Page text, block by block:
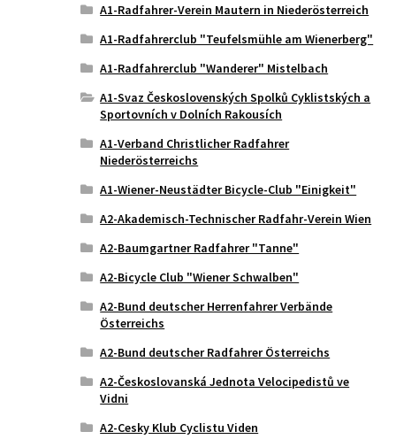
A1-Radfahrer-Verein Mautern in Niederösterreich
A1-Radfahrerclub "Teufelsmühle am Wienerberg"
A1-Radfahrerclub "Wanderer" Mistelbach
A1-Svaz Československých Spolků Cyklistských a
Sportovních v Dolních Rakousích
A1-Verband Christlicher Radfahrer
Niederösterreichs
A1-Wiener-Neustädter Bicycle-Club "Einigkeit"
A2-Akademisch-Technischer Radfahr-Verein Wien
A2-Baumgartner Radfahrer "Tanne"
A2-Bicycle Club "Wiener Schwalben"
A2-Bund deutscher Herrenfahrer Verbände
Österreichs
A2-Bund deutscher Radfahrer Österreichs
A2-Českoslovanská Jednota Velocipedistů ve
Vidni
A2-Cesky Klub Cyclistu Viden